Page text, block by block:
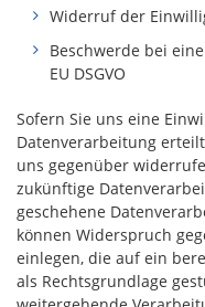
Widerruf der
Beschwerde bei
EU DSGVO
Sofern Sie uns eine
Datenverarbeitung
uns gegenüber
zukünftige
geschehene
können Widerspruch
einlegen, die auf ein
als Rechtsgrundlage